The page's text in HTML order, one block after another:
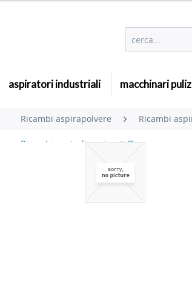
aspiratori industriali macchinari
Ricambi aspirapolvere Ricambi
Ricambi centrali aspiranti Disan